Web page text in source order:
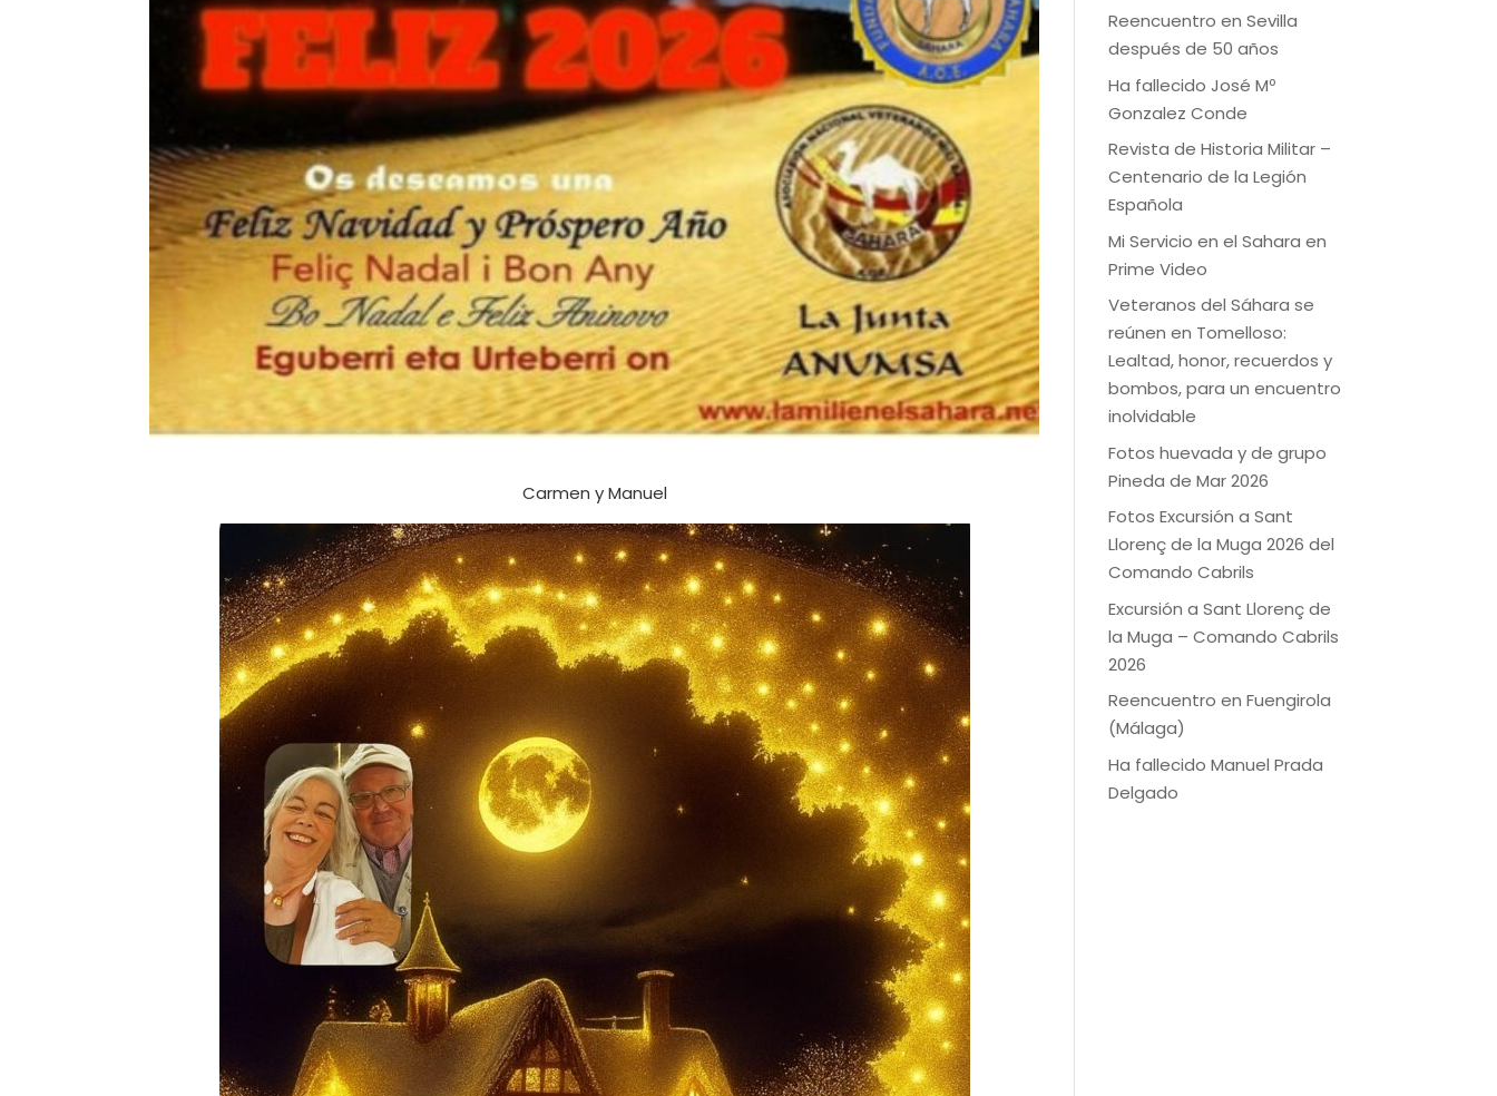
Carmen y Manuel
Reencuentro en Sevilla
después de 50 años
Ha fallecido José Mº
Gonzalez Conde
Revista de Historia Militar –
Centenario de la Legión
Española
Mi Servicio en el Sahara en
Prime Video
Veteranos del Sáhara se
reúnen en Tomelloso:
Lealtad, honor, recuerdos y
bombos, para un encuentro
inolvidable
Fotos huevada y de grupo
Pineda de Mar 2026
Fotos Excursión a Sant
Llorenç de la Muga 2026 del
Comando Cabrils
Excursión a Sant Llorenç de
la Muga – Comando Cabrils
2026
Reencuentro en Fuengirola
(Málaga)
Ha fallecido Manuel Prada
Delgado